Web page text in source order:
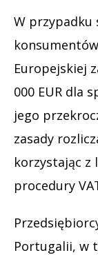
W przypadku
Europejskiej
000 EUR dla
jego
zasady
korzystając z
procedury
Portugalii, w